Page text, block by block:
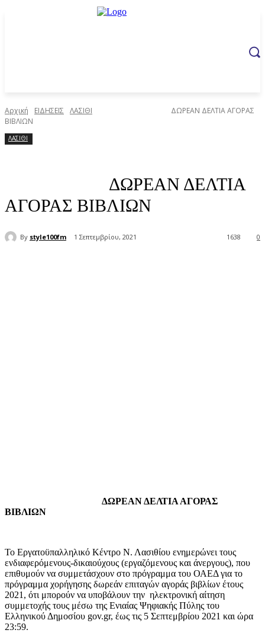
Αρχική ΕΙΔΗΣΕΙΣ ΛΑΣΙΘΙ
ΔΩΡΕΑΝ ΔΕΛΤΙΑ ΑΓΟΡΑΣ
ΒΙΒΛΙΩΝ
ΛΑΣΙΘΙ
ΔΩΡΕΑΝ ΔΕΛΤΙΑ
ΑΓΟΡΑΣ ΒΙΒΛΙΩΝ
By style100fm 1 Σεπτεμβρίου, 2021 0
1638
ΔΩΡΕΑΝ ΔΕΛΤΙΑ ΑΓΟΡΑΣ
ΒΙΒΛΙΩΝ
Το Εργατοϋπαλληλικό Κέντρο Ν. Λασιθίου ενημερώνει τους
ενδιαφερόμενους-δικαιούχους (εργαζόμενους και άνεργους), που
επιθυμούν να συμμετάσχουν στο πρόγραμμα του ΟΑΕΔ για το
πρόγραμμα χορήγησης δωρεάν επιταγών αγοράς βιβλίων έτους
2021, ότι μπορούν να υποβάλουν την ηλεκτρονική αίτηση
συμμετοχής τους μέσω της Ενιαίας Ψηφιακής Πύλης του
Ελληνικού Δημοσίου gov.gr, έως τις 5 Σεπτεμβρίου 2021 και ώρα
23:59.